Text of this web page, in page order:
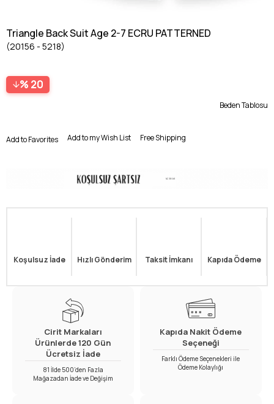
Triangle Back Suit Age 2-7 ECRU PATTERNED
(20156 - 5218)
20
Beden Tablosu
Add to Favorites Add to my Wish List Free Shipping
Koşulsuz İade Hızlı Gönderim Taksit İmkanı Kapıda Ödeme
Cirit Markaları
Ürünlerde 120 Gün
Ücretsiz İade
81 İlde 500’den Fazla
Mağazadan İade ve Değişim
Kapıda Nakit Ödeme
Seçeneği
Farklı Ödeme Seçenekleri ile
Ödeme Kolaylığı